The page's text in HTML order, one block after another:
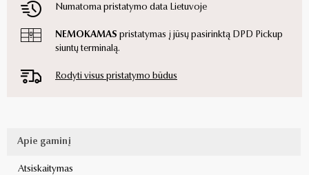
Numatoma pristatymo data Lietuvoje
NEMOKAMAS pristatymas į jūsų pasirinktą DPD Pickup
siuntų terminalą.
Rodyti visus pristatymo būdus
Apie gaminį
Atsiskaitymas